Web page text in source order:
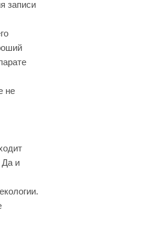
записи
не
Да и